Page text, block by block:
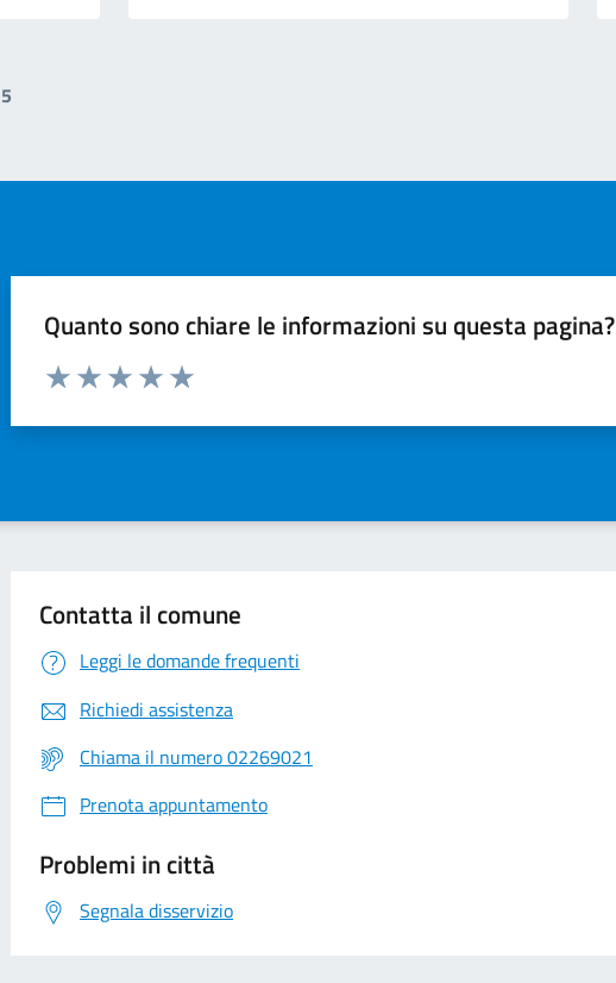
5
Quanto sono chiare le informazioni su questa pagina?
Valuta da 1 a 5 stelle la pagina
Contatta il comune
Leggi le domande frequenti
Richiedi assistenza
Chiama il numero 02269021
Prenota appuntamento
Problemi in città
Segnala disservizio